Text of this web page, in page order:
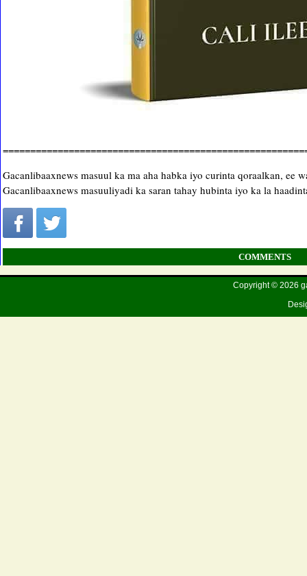
Gacanlibaaxnews masuul ka ma aha habka iyo curinta qoraalkan, ee
Gacanlibaaxnews masuuliyadi ka saran tahay hubinta iyo ka la
COMMENTS
Copyright © 2026